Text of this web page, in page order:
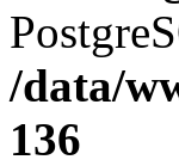
/data/
136